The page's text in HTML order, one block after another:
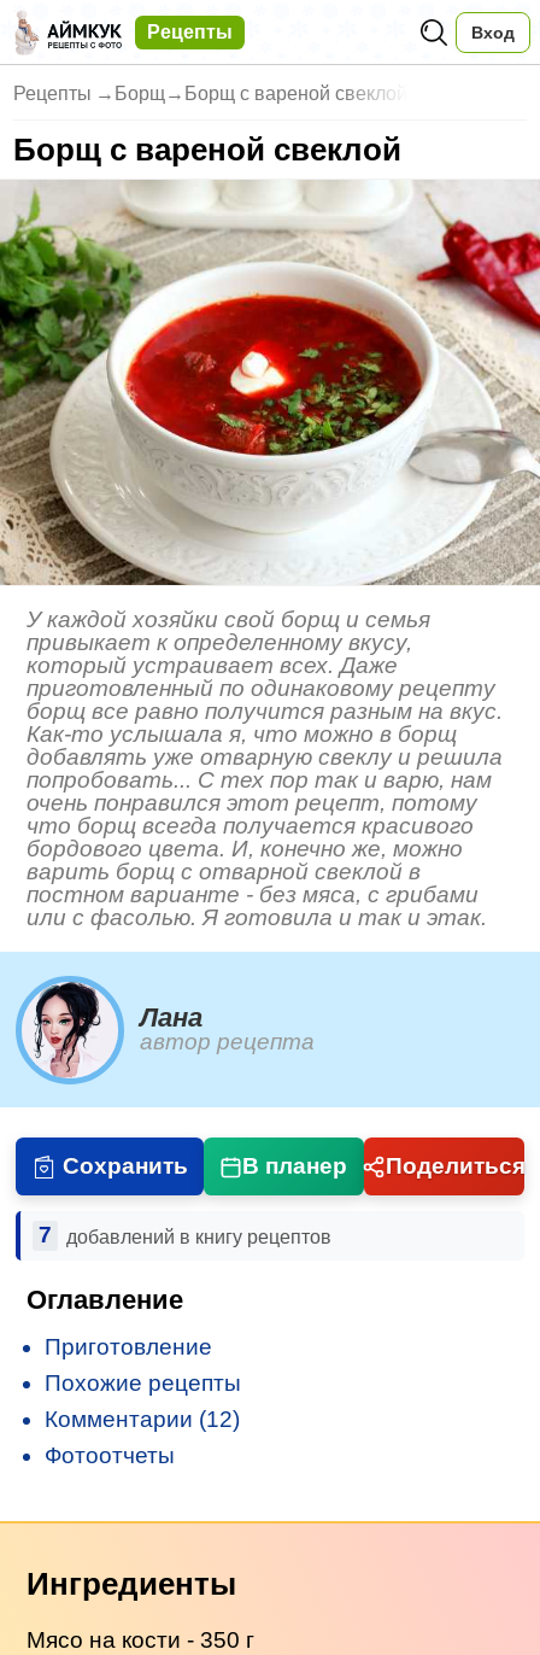
Рецепты Вход
Рецепты → Борщ → Борщ с вареной свеклой
Борщ с вареной свеклой
У каждой хозяйки свой борщ и семья
привыкает к определенному вкусу,
который устраивает всех. Даже
приготовленный по одинаковому рецепту
борщ все равно получится разным на вкус.
Как-то услышала я, что можно в борщ
добавлять уже отварную свеклу и решила
попробовать... С тех пор так и варю, нам
очень понравился этот рецепт, потому
что борщ всегда получается красивого
бордового цвета. И, конечно же, можно
варить борщ с отварной свеклой в
постном варианте - без мяса, с грибами
или с фасолью. Я готовила и так и этак.
Лана
автор рецепта
Сохранить В планер Поделиться
7 добавлений в книгу рецептов
Оглавление
Приготовление
Похожие рецепты
Комментарии (12)
Фотоотчеты
Ингредиенты
Мясо на кости - 350 г